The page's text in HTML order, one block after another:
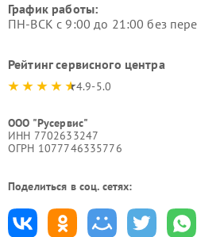
График работы:
ПН-ВСК с 9:00 до 21:00 без
Рейтинг сервисного центра
4.9-5.0
ООО "Русервис"
ИНН 7702633247
ОГРН 1077746335776
Поделиться в соц. сетях: